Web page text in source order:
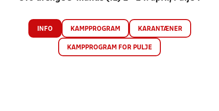
INFO KAMPPROGRAM KARANTÆNER
KAMPPROGRAM FOR PULJE